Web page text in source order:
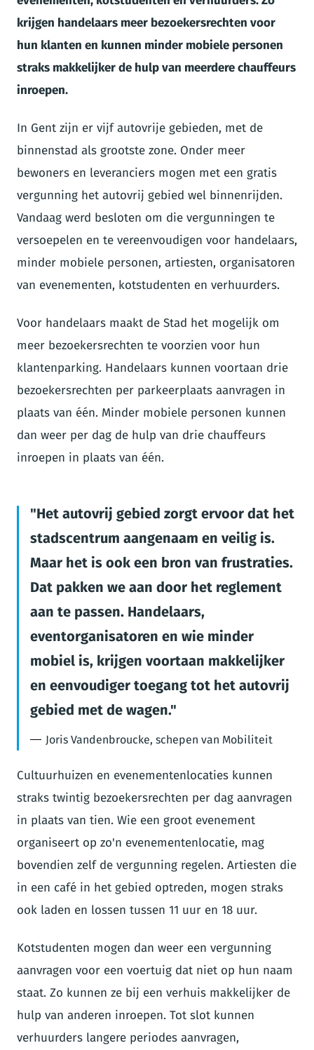
krijgen handelaars meer bezoekersrechten voor
hun klanten en kunnen minder mobiele personen
straks makkelijker de hulp van meerdere chauffeurs
inroepen.
In Gent zijn er vijf autovrije gebieden, met de
binnenstad als grootste zone. Onder meer
bewoners en leveranciers mogen met een gratis
vergunning het autovrij gebied wel binnenrijden.
Vandaag werd besloten om die vergunningen te
versoepelen en te vereenvoudigen voor handelaars,
minder mobiele personen, artiesten, organisatoren
van evenementen, kotstudenten en verhuurders.
Voor handelaars maakt de Stad het mogelijk om
meer bezoekersrechten te voorzien voor hun
klantenparking. Handelaars kunnen voortaan drie
bezoekersrechten per parkeerplaats aanvragen in
plaats van één. Minder mobiele personen kunnen
dan weer per dag de hulp van drie chauffeurs
inroepen in plaats van één.
Het autovrij gebied zorgt ervoor dat het
stadscentrum aangenaam en veilig is.
Maar het is ook een bron van frustraties.
Dat pakken we aan door het reglement
aan te passen. Handelaars,
eventorganisatoren en wie minder
mobiel is, krijgen voortaan makkelijker
en eenvoudiger toegang tot het autovrij
gebied met de wagen.
Joris Vandenbroucke, schepen van Mobiliteit
Cultuurhuizen en evenementenlocaties kunnen
straks twintig bezoekersrechten per dag aanvragen
in plaats van tien. Wie een groot evenement
organiseert op zo'n evenementenlocatie, mag
bovendien zelf de vergunning regelen. Artiesten die
in een café in het gebied optreden, mogen straks
ook laden en lossen tussen 11 uur en 18 uur.
Kotstudenten mogen dan weer een vergunning
aanvragen voor een voertuig dat niet op hun naam
staat. Zo kunnen ze bij een verhuis makkelijker de
hulp van anderen inroepen. Tot slot kunnen
verhuurders langere periodes aanvragen,